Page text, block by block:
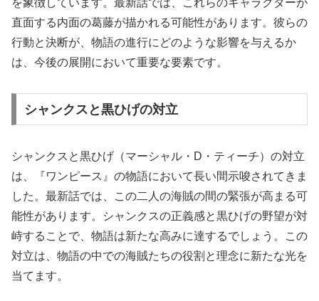
を象徴しています。最新話では、これらのキャラクターが
直面する内面の葛藤が描かれる可能性があります。彼らの
行動と決断が、物語の進行にどのような影響を与えるか
は、今後の展開において重要な要素です。
シャンクスと黒ひげの対立
シャンクスと黒ひげ（マーシャル・D・ティーチ）の対立
は、『ワンピース』の物語において長い間示唆されてきま
した。最新話では、この二人の海賊の間の緊張が高まる可
能性があります。シャンクスの正義感と黒ひげの野望が対
峙することで、物語は新たな高みに達するでしょう。この
対立は、物語の中での海賊たちの役割と理念に新たな光を
当てます。